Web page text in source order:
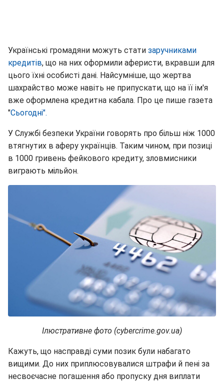
Українські громадяни можуть стати заручниками
кредитів, що на них оформили аферисти, вкравши для
цього їхні особисті дані. Найсумніше, що жертва
шахрайство може навіть не припускати, що на її ім'я
вже оформлена кредитна кабала. Про це пише газета
"Сьогодні".
У Службі безпеки України говорять про більш ніж 1000
втягнутих в аферу українців. Таким чином, при позиці
в 1000 гривень фейкового кредиту, зловмисники
виграють мільйон.
Ілюстративне фото (сybercrime.gov.ua)
Кажуть, що насправді суми позик були набагато
вищими. До них приплюсовувалися штрафи й пені за
несвоєчасне погашення або пропуску дня виплати